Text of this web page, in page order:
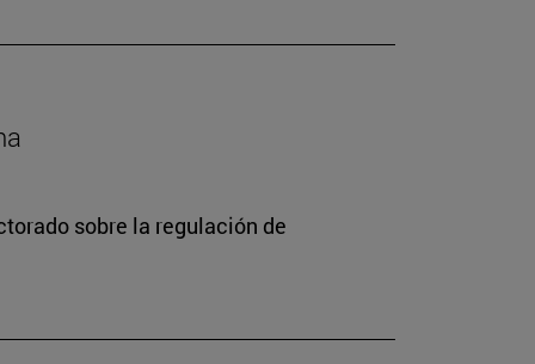
sobre la regulación de